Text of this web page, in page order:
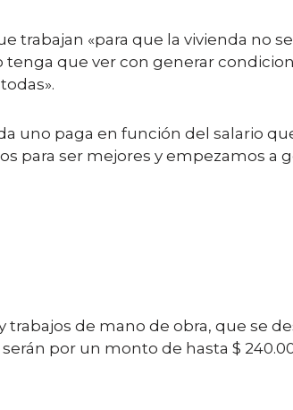
trabajan «para que la vivienda no
que ver con generar
uno paga en función del salario
para ser mejores y empezamos a
de mano de obra, que se
por un monto de hasta $